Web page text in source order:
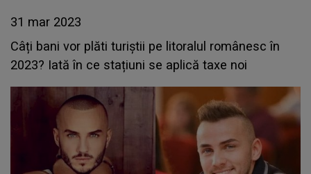
31 mar 2023
Câți bani vor plăti turiștii pe litoralul românesc în
2023? Iată în ce stațiuni se aplică taxe noi